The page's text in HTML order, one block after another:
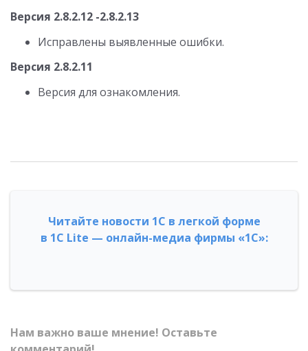
Версия 2.8.2.12 -2.8.2.13
Исправлены выявленные ошибки.
Версия 2.8.2.11
Версия для ознакомления.
Читайте новости 1С в легкой форме
в 1С Lite — онлайн-медиа фирмы «1С»:
Нам важно ваше мнение! Оставьте